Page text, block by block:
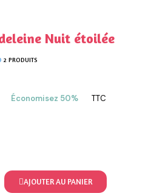
Nuit étoilée
2 PRODUITS
Économisez 50% TTC
AJOUTER AU PANIER